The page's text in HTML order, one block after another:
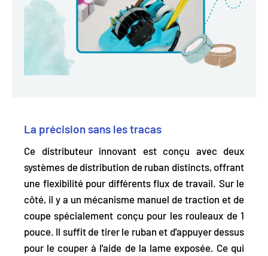
La précision sans les tracas
Ce distributeur innovant est conçu avec deux
systèmes de distribution de ruban distincts, offrant
une flexibilité pour différents flux de travail. Sur le
côté, il y a un mécanisme manuel de traction et de
coupe spécialement conçu pour les rouleaux de 1
pouce. Il suffit de tirer le ruban et d'appuyer dessus
pour le couper à l'aide de la lame exposée. Ce qui